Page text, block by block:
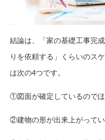
結論は、「家の基礎工事完
りを依頼する」くらいのス
は次の4つです。
①図面が確定しているので
②建物の形が出来上がって